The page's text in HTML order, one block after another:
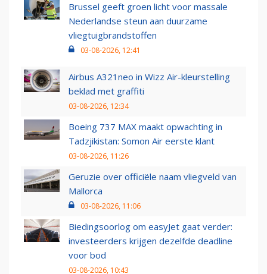
Brussel geeft groen licht voor massale
Nederlandse steun aan duurzame
vliegtuigbrandstoffen
03-08-2026, 12:41
Airbus A321neo in Wizz Air-kleurstelling
beklad met graffiti
03-08-2026, 12:34
Boeing 737 MAX maakt opwachting in
Tadzjikistan: Somon Air eerste klant
03-08-2026, 11:26
Geruzie over officiële naam vliegveld van
Mallorca
03-08-2026, 11:06
Biedingsoorlog om easyJet gaat verder:
investeerders krijgen dezelfde deadline
voor bod
03-08-2026, 10:43